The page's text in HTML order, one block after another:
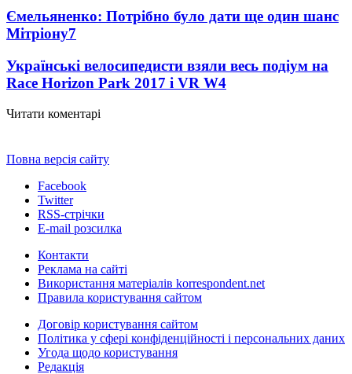
Ємельяненко: Потрібно було дати ще один шанс
Мітріону7
Українські велосипедисти взяли весь подіум на
Race Horizon Park 2017 і VR W4
Читати коментарі
Повна версія сайту
Facebook
Twitter
RSS-стрічки
E-mail розсилка
Контакти
Реклама на сайті
Використання матеріалів korrespondent.net
Правила користування сайтом
Договір користування сайтом
Політика у сфері конфіденційності і персональних даних
Угода щодо користування
Редакція